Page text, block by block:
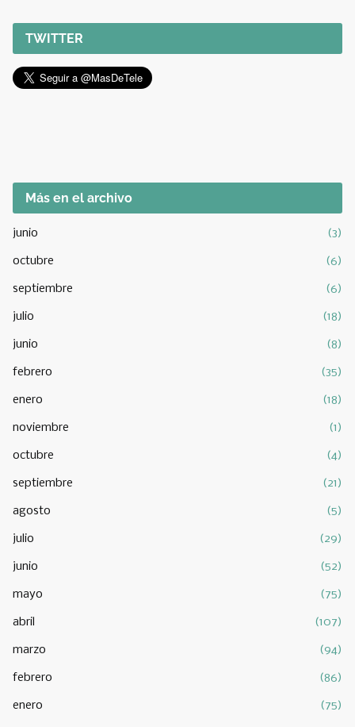
TWITTER
Más en el archivo
junio (3)
octubre (6)
septiembre (6)
julio (18)
junio (8)
febrero (35)
enero (18)
noviembre (1)
octubre (4)
septiembre (21)
agosto (5)
julio (29)
junio (52)
mayo (75)
abril (107)
marzo (94)
febrero (86)
enero (75)